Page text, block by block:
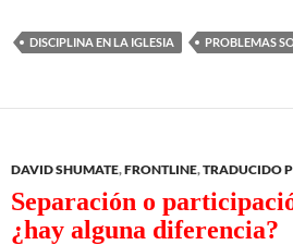
DISCIPLINA EN LA IGLESIA PROBLEMAS
DAVID SHUMATE,FRONTLINE,TRADUCIDO
Separación o
¿hay alguna diferencia?